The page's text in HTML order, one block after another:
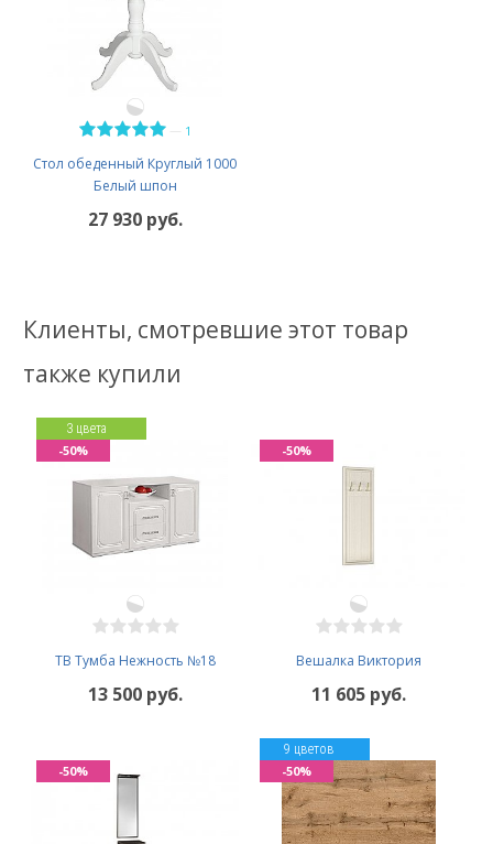
1
Стол обеденный Круглый 1000
Белый шпон
27 930 руб.
Клиенты, смотревшие этот товар
также купили
ТВ Тумба Нежность №18
3 цвета
13 500 руб.
-50%
Вешалка Виктория
11 605 руб.
-50%
-50%
9 цветов
-50%